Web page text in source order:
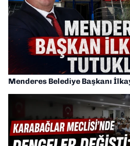
Menderes Belediye Başkanı